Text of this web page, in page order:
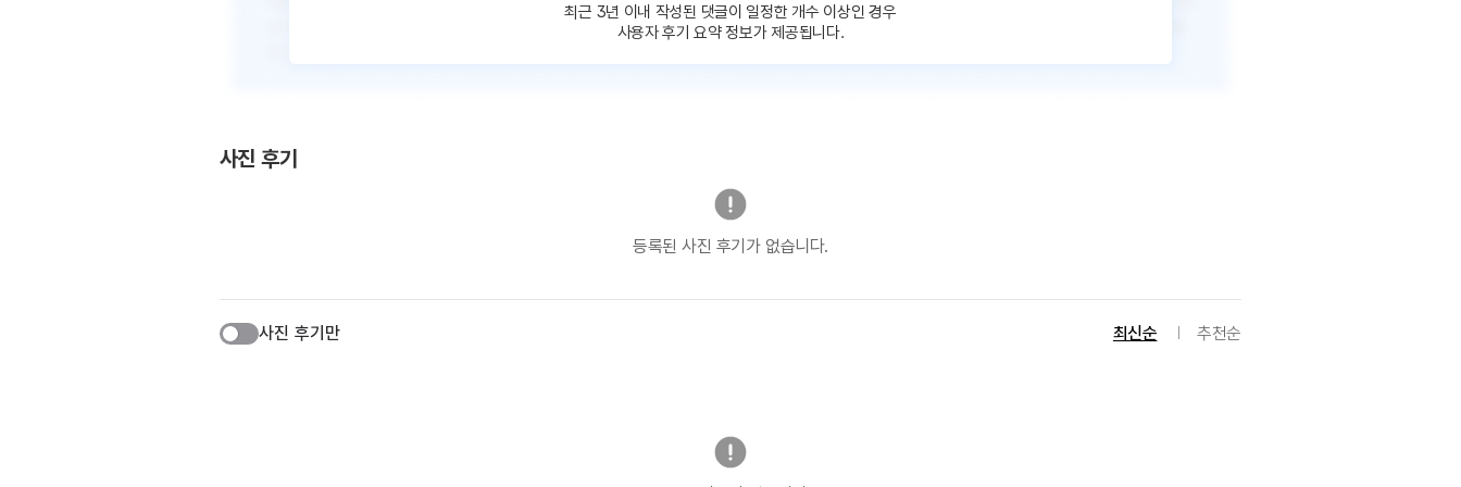
최근 3년 이내 작성된 댓글이 일정한 개수 이상인 경우
사용자 후기 요약 정보가 제공됩니다.
사진 후기
등록된 사진 후기가 없습니다.
사진 후기만 최신순 추천순